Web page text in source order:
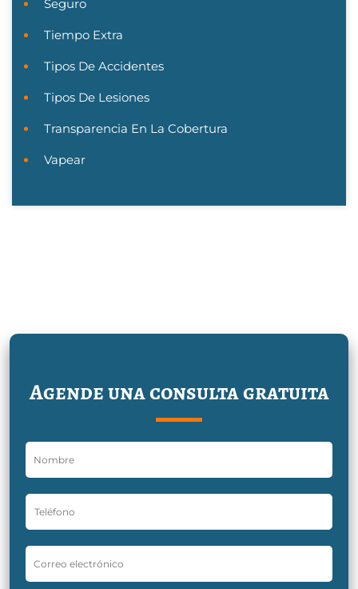
Seguro
Tiempo Extra
Tipos De Accidentes
Tipos De Lesiones
Transparencia En La Cobertura
Vapear
Agende una consulta gratuita